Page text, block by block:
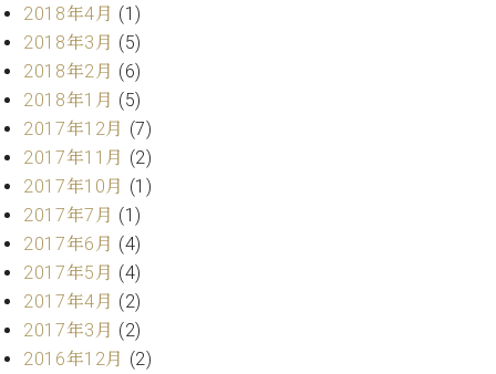
ホ
フ
マ
ン
ヴ
ィ
ジ
ョ
ン
C.BECHSTEIN
Digital(ベ
ヒ
シ
ュ
拶
技
者
紹
介
展示
情報
【ユ
ピア
ノ特
選中
古】
イ
2018年4月 (1)
2018年3月 (5)
2018年2月 (6)
2018年1月 (5)
2017年12月 (7)
2017年11月 (2)
2017年10月 (1)
2017年7月 (1)
2017年6月 (4)
2017年5月 (4)
2017年4月 (2)
2017年3月 (2)
2016年12月 (2)